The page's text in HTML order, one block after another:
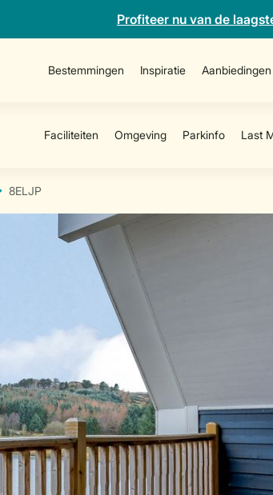
Profiteer nu van de
Bestemmingen Inspiratie Aanbiedingen
8ELJP